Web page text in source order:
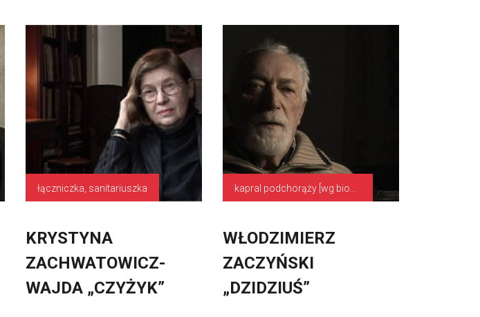
łączniczka, sanitariuszka
KRYSTYNA
ZACHWATOWICZ-
WAJDA „CZYŻYK”
WŁODZIMIERZ
ZACZYŃSKI
„DZIDZIUŚ”